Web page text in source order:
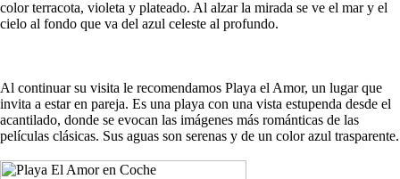
color terracota, violeta y plateado. Al alzar la mirada se ve el mar y el
cielo al fondo que va del azul celeste al profundo.
Al continuar su visita le recomendamos Playa el Amor, un lugar que
invita a estar en pareja. Es una playa con una vista estupenda desde el
acantilado, donde se evocan las imágenes más románticas de las
películas clásicas. Sus aguas son serenas y de un color azul trasparente.